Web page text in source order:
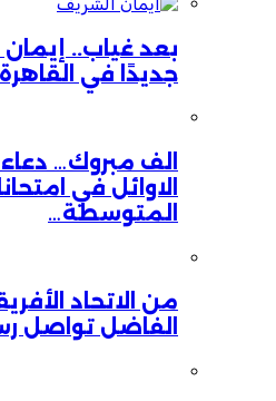
بعد غياب..
جديدًا في القاهرة
الف مبروك…
الاوائل في
المتوسطة…
من الاتحاد
الفاضل تواصل